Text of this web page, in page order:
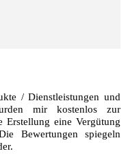
/ Dienstleistungen und
mir kostenlos zur
eine Vergütung
Bewertungen spiegeln